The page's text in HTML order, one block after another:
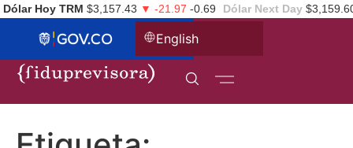
Dólar Hoy TRM $3,157.43 ▼ -21.97 -0.69 Dólar Next Day
English